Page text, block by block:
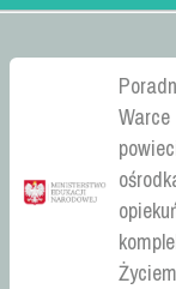
Terminy posiedzeń
Rodzaje
Pytania i
Wczesne